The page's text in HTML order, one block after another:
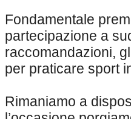
Fondamentale
partecipazione a
raccomandazioni,
per praticare sport
Rimaniamo a